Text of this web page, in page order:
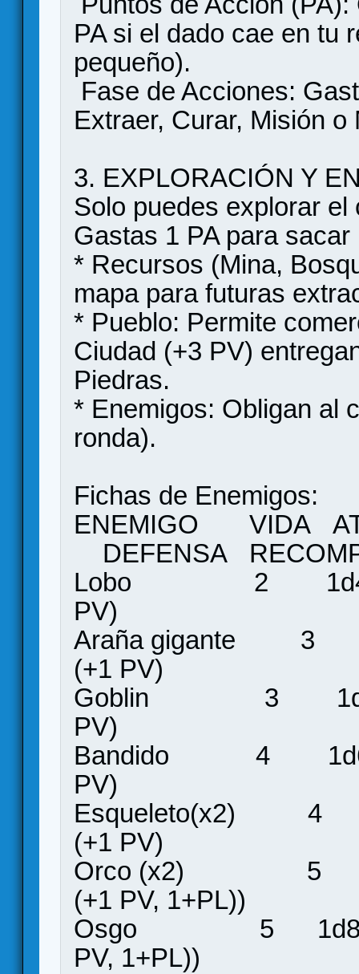
PA si el dado cae en tu
pequeño).
Fase de Acciones:
Extraer, Curar, Misión o
3. EXPLORACIÓN Y
Solo puedes explorar
Gastas 1 PA para
* Recursos (Mina,
mapa para futuras
* Pueblo: Permite
Ciudad (+3 PV)
Piedras.
* Enemigos: Obligan al
ronda).
Fichas de Enemigos:
ENEMIGO VIDA
DEFENSA
Lobo 2 1d4 1
PV)
Araña gigante 3
(+1 PV)
Goblin 3
PV)
Bandido 4 1d6
PV)
Esqueleto(x2) 4
(+1 PV)
Orco (x2) 5
(+1 PV, 1+PL))
Osgo 5
PV, 1+PL))